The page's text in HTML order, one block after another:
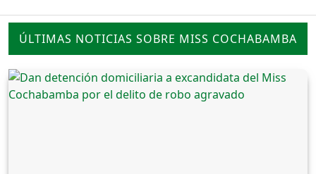
ÚLTIMAS NOTICIAS SOBRE MISS COCHABAMBA